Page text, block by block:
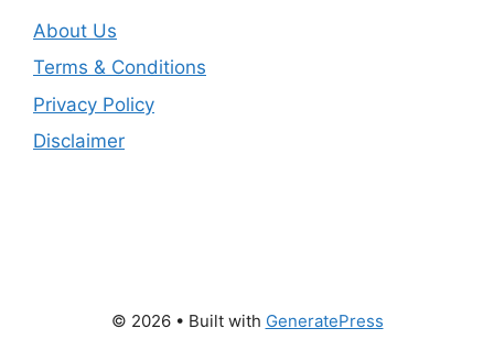
About Us
Terms & Conditions
Privacy Policy
Disclaimer
© 2026 • Built with GeneratePress